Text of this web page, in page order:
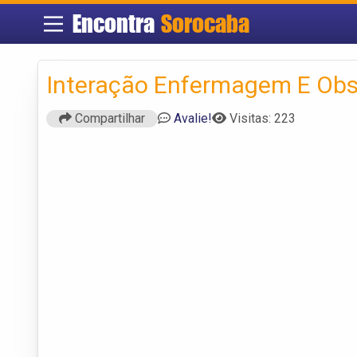
Encontra Sorocaba
Interação Enfermagem E
Compartilhar Avalie! Visitas: 223